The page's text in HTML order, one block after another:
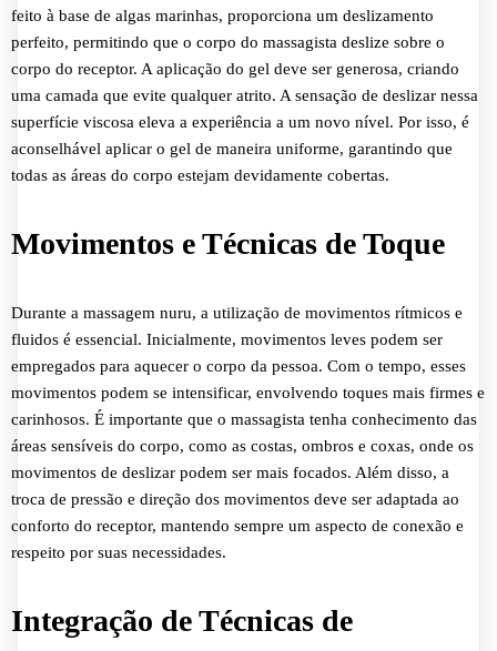
feito à base de algas marinhas, proporciona um deslizamento
perfeito, permitindo que o corpo do massagista deslize sobre o
corpo do receptor. A aplicação do gel deve ser generosa, criando
uma camada que evite qualquer atrito. A sensação de deslizar nessa
superfície viscosa eleva a experiência a um novo nível. Por isso, é
aconselhável aplicar o gel de maneira uniforme, garantindo que
todas as áreas do corpo estejam devidamente cobertas.
Movimentos e Técnicas de Toque
Durante a massagem nuru, a utilização de movimentos rítmicos e
fluidos é essencial. Inicialmente, movimentos leves podem ser
empregados para aquecer o corpo da pessoa. Com o tempo, esses
movimentos podem se intensificar, envolvendo toques mais firmes e
carinhosos. É importante que o massagista tenha conhecimento das
áreas sensíveis do corpo, como as costas, ombros e coxas, onde os
movimentos de deslizar podem ser mais focados. Além disso, a
troca de pressão e direção dos movimentos deve ser adaptada ao
conforto do receptor, mantendo sempre um aspecto de conexão e
respeito por suas necessidades.
Integração de Técnicas de